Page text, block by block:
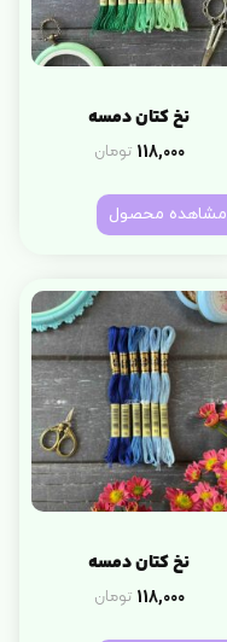
نخ کتان دمسه
118,000 تومان
مشاهده محصول
نخ کتان دمسه
118,000 تومان